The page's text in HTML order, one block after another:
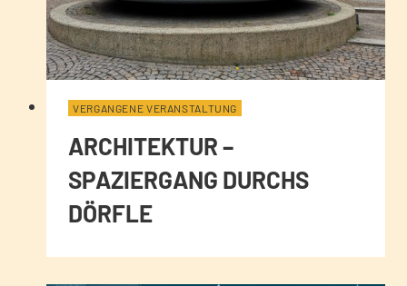
VERGANGENE VERANSTALTUNG
ARCHITEKTUR –
SPAZIERGANG DURCHS
DÖRFLE